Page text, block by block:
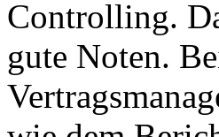
Controlling.
gute Noten.